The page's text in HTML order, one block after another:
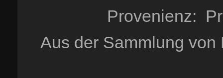
Provenienz:
Aus der Sammlung von